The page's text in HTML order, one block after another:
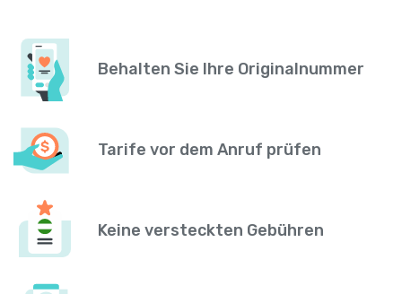
Behalten Sie Ihre Originalnummer
Tarife vor dem Anruf prüfen
Keine versteckten Gebühren